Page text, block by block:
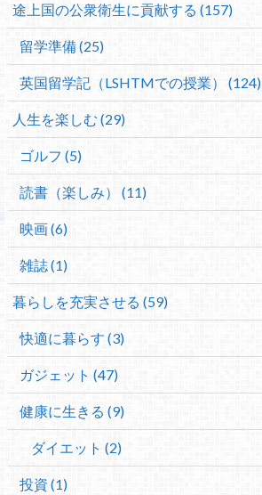
途上国の公衆衛生に貢献する (157)
留学準備 (25)
英国留学記（LSHTMでの授業） (124)
人生を楽しむ (29)
ゴルフ (5)
読書（楽しみ） (11)
映画 (6)
雑誌 (1)
暮らしを充実させる (59)
快適に暮らす (3)
ガジェット (47)
健康に生きる (9)
ダイエット (2)
投資 (1)